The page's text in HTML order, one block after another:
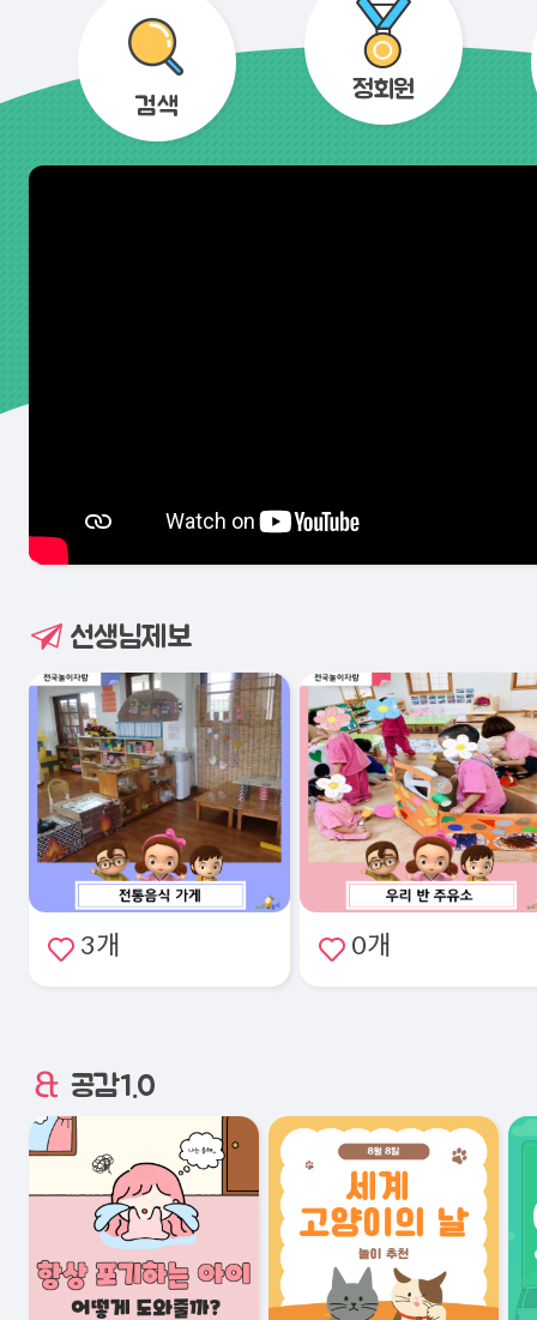
검색
정회원
선생님제보
3개 0개
공감1.0